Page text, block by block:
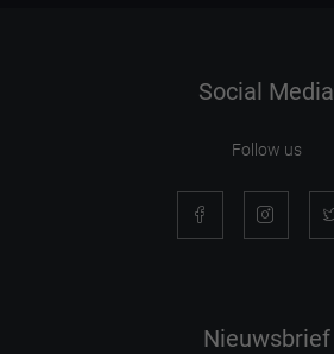
Social Media
Follow us
Nieuwsbrief